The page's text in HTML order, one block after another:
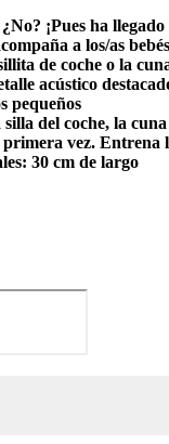
¡Pues ha llegado
a los/as
de coche o la
acústico
pequeños
del coche, la cuna
vez. Entrena
30 cm de largo